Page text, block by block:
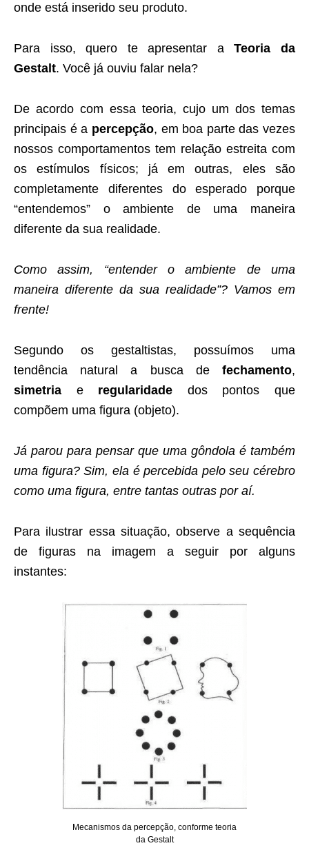
onde está inserido seu produto.
Para isso, quero te apresentar aTeoria da
Gestalt. Você já ouviu falar nela?
De acordo com essa teoria, cujo um dos temas
principais é a percepção, em boa parte das vezes
nossos comportamentos tem relação estreita com
os estímulos físicos; já em outras, eles são
completamente diferentes do esperado porque
“entendemos” o ambiente de uma maneira
diferente da sua realidade.
Como assim, “entender o ambiente de uma
maneira diferente da sua realidade”? Vamos em
frente!
Segundo os gestaltistas, possuímos uma
tendência natural a busca de fechamento,
simetria e regularidade dos pontos que
compõem uma figura (objeto).
Já parou para pensar que uma gôndola é também
uma figura? Sim, ela é percebida pelo seu cérebro
como uma figura, entre tantas outras por aí.
Para ilustrar essa situação, observe a sequência
de figuras na imagem a seguir por alguns
instantes:
Mecanismos da percepção, conforme teoria
da Gestalt